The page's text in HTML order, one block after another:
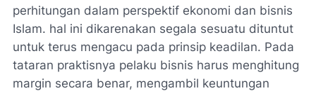
perhitungan dalam perspektif ekonomi dan bisnis
Islam. hal ini dikarenakan segala sesuatu dituntut
untuk terus mengacu pada prinsip keadilan. Pada
tataran praktisnya pelaku bisnis harus menghitung
margin secara benar, mengambil keuntungan